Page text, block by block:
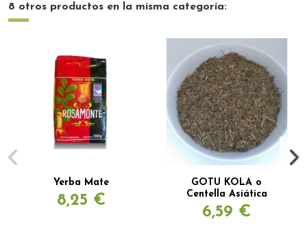
8 otros productos en la misma categoría:
Yerba Mate
8,25 €
GOTU KOLA o
Centella Asiática
6,59 €